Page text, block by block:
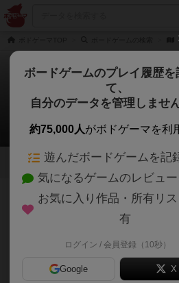
コンフュージン
じむやさんのレビ
3 1
143名 4名 0 約1年前
レーティングが非公開に設定された
小箱に入った1人〜2人用カード
2人用とありますが、ソロルール
PNP版を作ったんですが、製品
ボードゲームのプレイ履歴を
て、
自分のデータを管理しませ
約75,000人がボドゲーマを利
遊んだボードゲームを記
気になるゲームのレビュ
お気に入り作品・所有リ
有
ログイン / 会員登録（10秒）
Google X